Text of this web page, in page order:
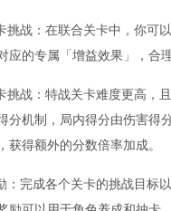
挑战：在联合关卡中，你可
应的专属「增益效果」，合
挑战：特战关卡难度更高，
分机制，局内得分由伤害得
获得额外的分数倍率加成。
：完成各个关卡的挑战目标